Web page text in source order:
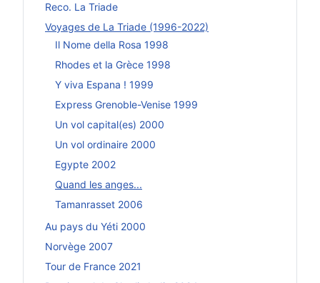
Reco. La Triade
Voyages de La Triade (1996-2022)
Il Nome della Rosa 1998
Rhodes et la Grèce 1998
Y viva Espana ! 1999
Express Grenoble-Venise 1999
Un vol capital(es) 2000
Un vol ordinaire 2000
Egypte 2002
Quand les anges...
Tamanrasset 2006
Au pays du Yéti 2000
Norvège 2007
Tour de France 2021